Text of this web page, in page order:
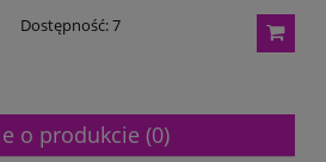
Dostępność:7
o produkcie (0)